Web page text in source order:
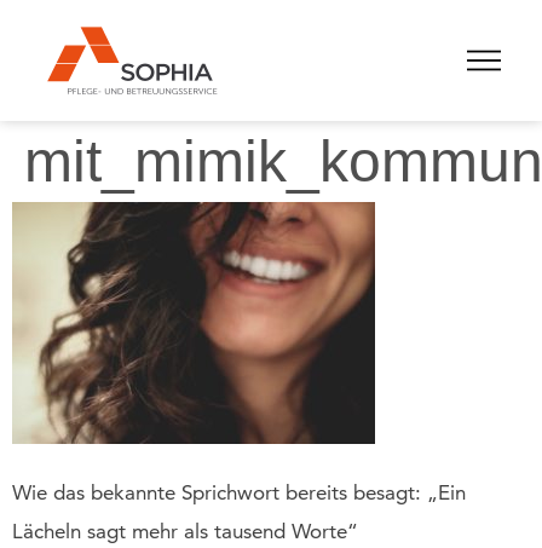
Wie das bekannte Sprichwort bereits besagt: „Ein
Lächeln sagt mehr als tausend Worte“